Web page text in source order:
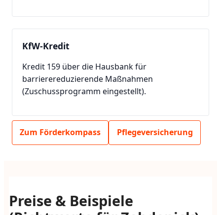
KfW-Kredit
Kredit 159 über die Hausbank für
barrierereduzierende Maßnahmen
(Zuschussprogramm eingestellt).
Zum Förderkompass Pflegeversicherung
Preise & Beispiele